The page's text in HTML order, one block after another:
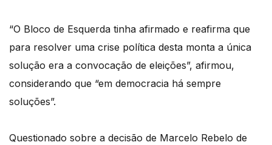
“O Bloco de Esquerda tinha afirmado e reafirma que
para resolver uma crise política desta monta a única
solução era a convocação de eleições”, afirmou,
considerando que “em democracia há sempre
soluções”.
Questionado sobre a decisão de Marcelo Rebelo de